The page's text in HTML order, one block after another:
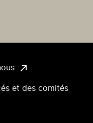
et des comités